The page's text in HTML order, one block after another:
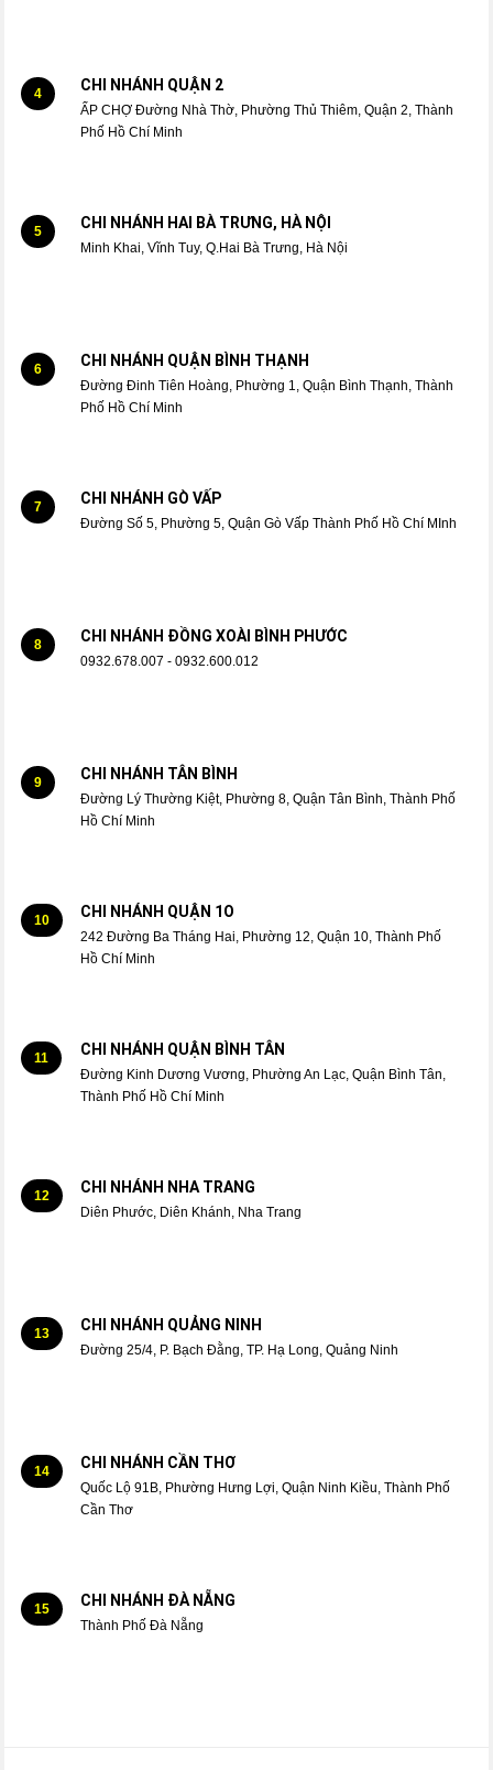
4 CHI NHÁNH QUẬN 2
ẤP CHỢ Đường Nhà Thờ, Phường Thủ Thiêm, Quận 2, Thành
Phố Hồ Chí Minh
5 CHI NHÁNH HAI BÀ TRƯNG, HÀ NỘI
Minh Khai, Vĩnh Tuy, Q.Hai Bà Trưng, Hà Nội
6 CHI NHÁNH QUẬN BÌNH THẠNH
Đường Đinh Tiên Hoàng, Phường 1, Quận Bình Thạnh, Thành
Phố Hồ Chí Minh
7 CHI NHÁNH GÒ VẤP
Đường Số 5, Phường 5, Quận Gò Vấp Thành Phố Hồ Chí MInh
8 CHI NHÁNH ĐỒNG XOÀI BÌNH PHƯỚC
0932.678.007 - 0932.600.012
9 CHI NHÁNH TÂN BÌNH
Đường Lý Thường Kiệt, Phường 8, Quận Tân Bình, Thành Phố
Hồ Chí Minh
10 CHI NHÁNH QUẬN 1O
242 Đường Ba Tháng Hai, Phường 12, Quận 10, Thành Phố
Hồ Chí Minh
11 CHI NHÁNH QUẬN BÌNH TÂN
Đường Kinh Dương Vương, Phường An Lạc, Quận Bình Tân,
Thành Phố Hồ Chí Minh
12 CHI NHÁNH NHA TRANG
Diên Phước, Diên Khánh, Nha Trang
13 CHI NHÁNH QUẢNG NINH
Đường 25/4, P. Bạch Đằng, TP. Hạ Long, Quảng Ninh
14 CHI NHÁNH CẦN THƠ
Quốc Lộ 91B, Phường Hưng Lợi, Quận Ninh Kiều, Thành Phố
Cần Thơ
15 CHI NHÁNH ĐÀ NẴNG
Thành Phố Đà Nẵng